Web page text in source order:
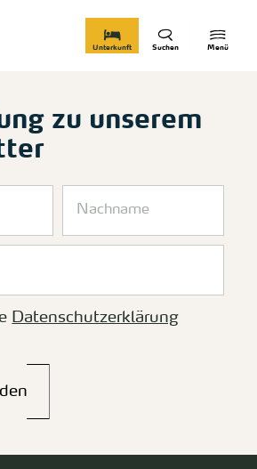
Menü
Suchen
Unterkunft
zu unserem
Datenschutzerklärung